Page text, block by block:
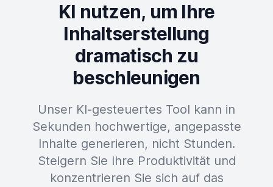
KI nutzen, um Ihre
Inhaltserstellung
dramatisch zu
beschleunigen
Unser KI-gesteuertes Tool kann in
Sekunden hochwertige, angepasste
Inhalte generieren, nicht Stunden.
Steigern Sie Ihre Produktivität und
konzentrieren Sie sich auf das